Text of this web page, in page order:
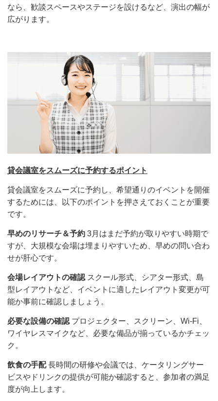
なら、歓談スペースやステージを設けるなど、演出の幅が
広がります。
貸会議室をスムーズに予約するポイント
貸会議室をスムーズに予約し、希望通りのイベントを開催
するためには、以下のポイントを押さえておくことが重要
です。
早めのリサーチ＆予約 3月はまだ予約が取りやすい時期で
すが、大規模な会場は埋まりやすいため、早めの問い合わ
せが肝心です。
会場レイアウトの確認 スクール形式、シアター形式、島
型レイアウトなど、イベントに適したレイアウト変更が可
能か事前に確認しましょう。
必要な設備の確認 プロジェクター、スクリーン、Wi-Fi、
ワイヤレスマイクなど、必要な備品が揃っているかチェッ
ク。
飲食の手配長時間の研修や会議では、ケータリングサー
ビスやドリンクの提供が可能か確認すると、参加者の満足
度が向上します。